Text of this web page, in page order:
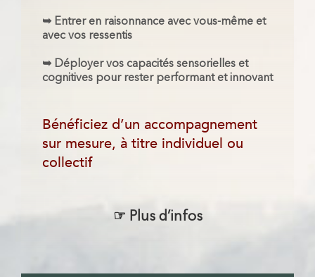
➥ Entrer en raisonnance avec vous-même et
avec vos ressentis
➥ Déployer vos capacités sensorielles et
cognitives pour rester performant et innovant
Bénéficiez d’un accompagnement
sur mesure, à titre individuel ou
collectif
☞ Plus d’infos